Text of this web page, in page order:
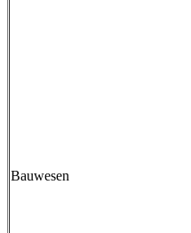
Bauwesen